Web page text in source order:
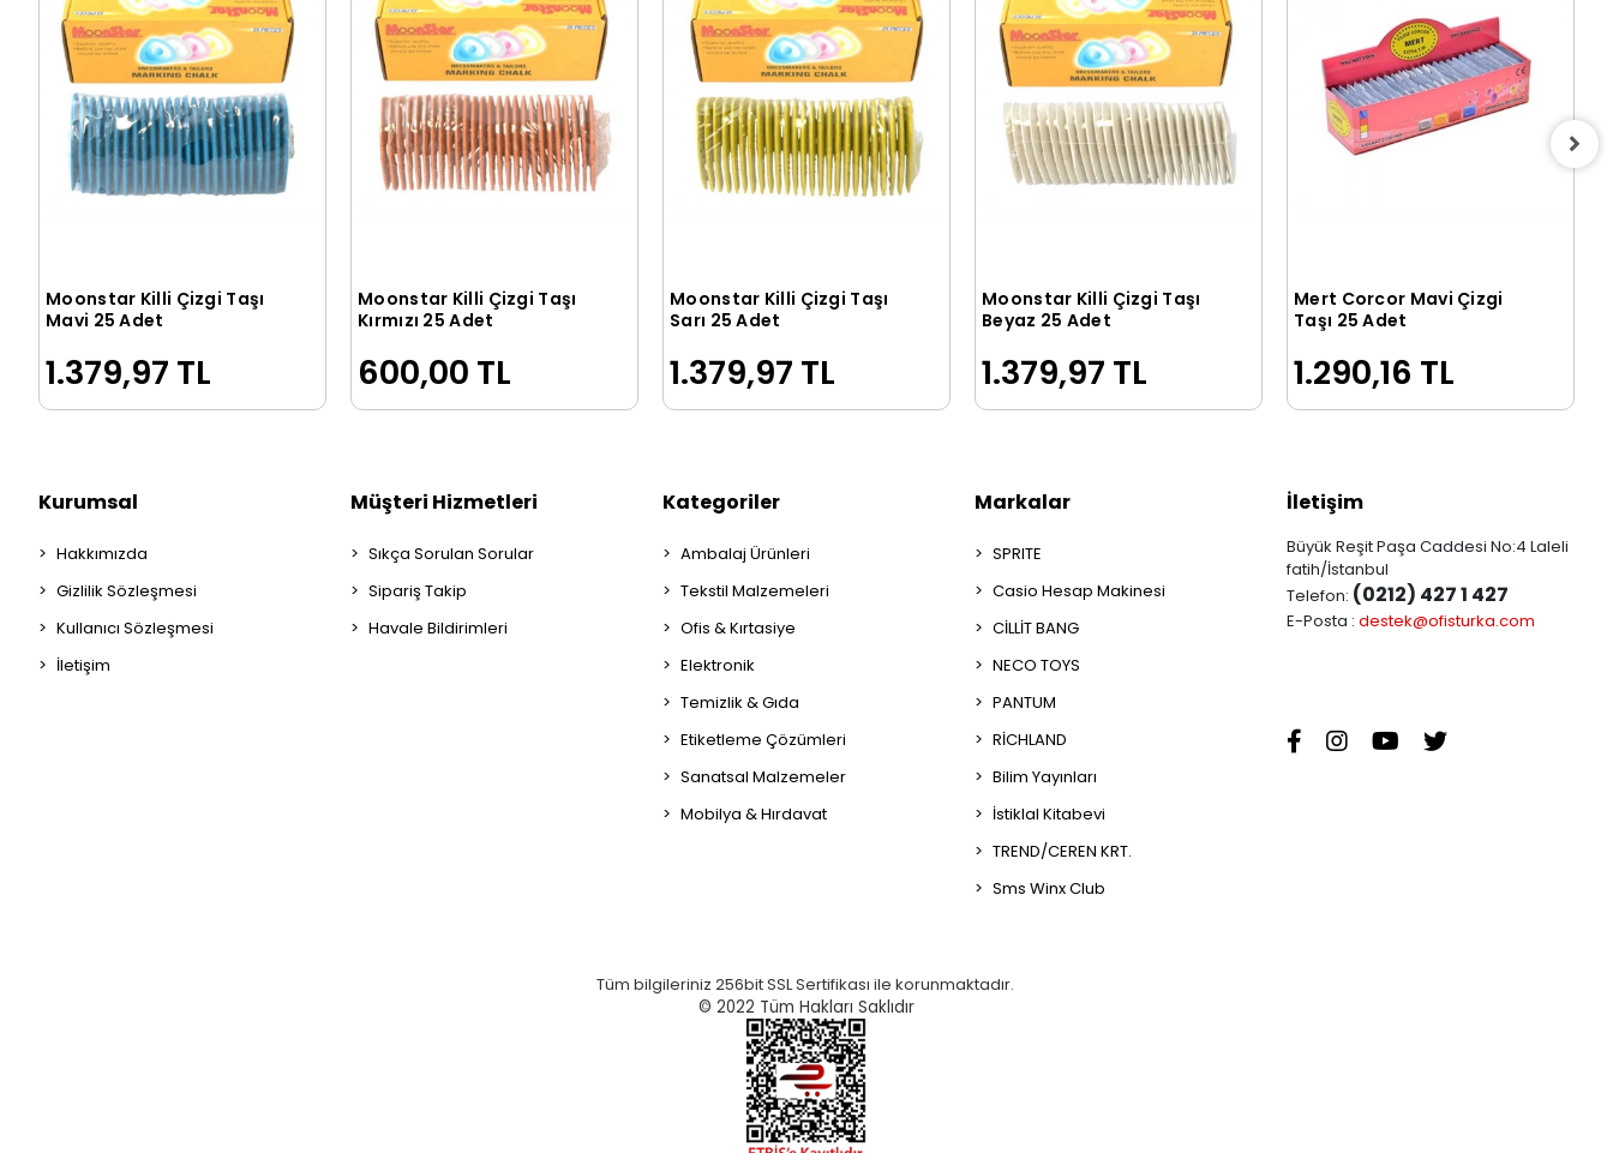
Sepete Ekle
Moonstar Killi Çizgi Taşı
Mavi 25 Adet
1.379,97 TL
Sepete Ekle
Moonstar Killi Çizgi Taşı
Kırmızı 25 Adet
600,00 TL
Sepete Ekle
Moonstar Killi Çizgi Taşı
Sarı 25 Adet
1.379,97 TL
Sepete Ekle
Moonstar Killi Çizgi Taşı
Beyaz 25 Adet
1.379,97 TL
Sepete Ekle
Mert Corcor Mavi Çizgi
Taşı 25 Adet
1.290,16 TL
Kurumsal
Hakkımızda
Gizlilik Sözleşmesi
Kullanıcı Sözleşmesi
İletişim
Müşteri Hizmetleri
Sıkça Sorulan Sorular
Sipariş Takip
Havale Bildirimleri
Kategoriler
Ambalaj Ürünleri
Tekstil Malzemeleri
Ofis & Kırtasiye
Elektronik
Temizlik & Gıda
Etiketleme Çözümleri
Sanatsal Malzemeler
Mobilya & Hırdavat
Markalar
SPRITE
Casio Hesap Makinesi
CİLLİT BANG
NECO TOYS
PANTUM
RİCHLAND
Bilim Yayınları
İstiklal Kitabevi
TREND/CEREN KRT.
Sms Winx Club
İletişim
Büyük Reşit Paşa Caddesi No:4 Laleli
fatih/İstanbul
Telefon: (0212) 427 1 427
E-Posta : destek@ofisturka.com
Tüm bilgileriniz 256bit SSL Sertifikası ile korunmaktadır.
© 2022 Tüm Hakları Saklıdır